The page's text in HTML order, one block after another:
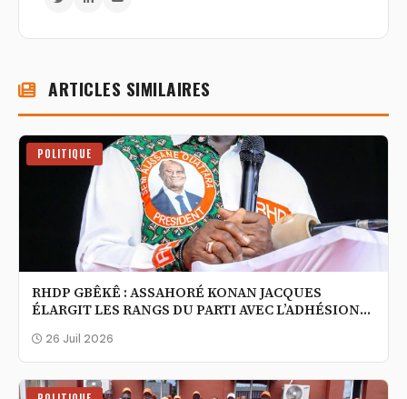
ARTICLES SIMILAIRES
POLITIQUE
RHDP GBÊKÊ : ASSAHORÉ KONAN JACQUES
ÉLARGIT LES RANGS DU PARTI AVEC L’ADHÉSION
NOUVELLE CÔTE D’IVOIRE
26 Juil 2026